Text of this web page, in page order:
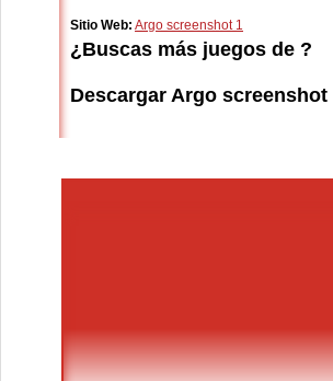
Sitio Web: Argo screenshot 1
¿Buscas más juegos de ?
Descargar Argo screenshot